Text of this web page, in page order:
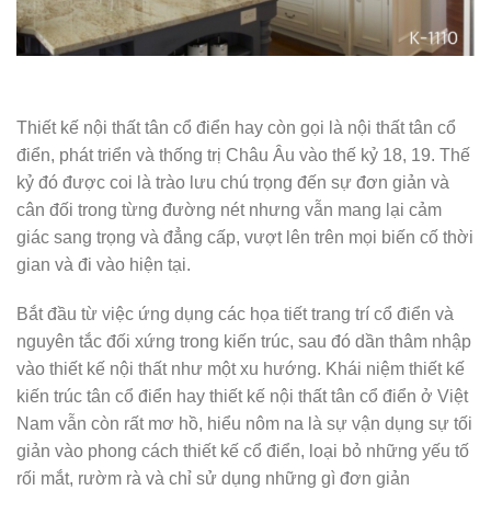
Thiết kế nội thất tân cổ điển hay còn gọi là nội thất tân cổ
điển, phát triển và thống trị Châu Âu vào thế kỷ 18, 19. Thế
kỷ đó được coi là trào lưu chú trọng đến sự đơn giản và
cân đối trong từng đường nét nhưng vẫn mang lại cảm
giác sang trọng và đẳng cấp, vượt lên trên mọi biến cố thời
gian và đi vào hiện tại.
Bắt đầu từ việc ứng dụng các họa tiết trang trí cổ điển và
nguyên tắc đối xứng trong kiến ​​trúc, sau đó dần thâm nhập
vào thiết kế nội thất như một xu hướng. Khái niệm thiết kế
kiến ​​trúc tân cổ điển hay thiết kế nội thất tân cổ điển ở Việt
Nam vẫn còn rất mơ hồ, hiểu nôm na là sự vận dụng sự tối
giản vào phong cách thiết kế cổ điển, loại bỏ những yếu tố
rối mắt, rườm rà và chỉ sử dụng những gì đơn giản​​​​​​​​​​​​​​​​​​​​​​​​​​​​​​​​​​​​​​​​​​​​​​​​​​​​​​​​​​​​​​​​​​​​​​​​​​​​​​​​​​​​​​​​​​​​​​​​​​​​​​​​​​​​​​​​​​​​​​​​​​​​​​​​​​​​​​​​​​​​​​​​​​​​​​​​​​​​​​​​​​​​​​​​​​​​​​​​​​​​​​​​​​​​​​​​​​​​​​​​​​​​​​​​​​​​​​​​​​​​​​​​​​​​​​​​​​​​​​​